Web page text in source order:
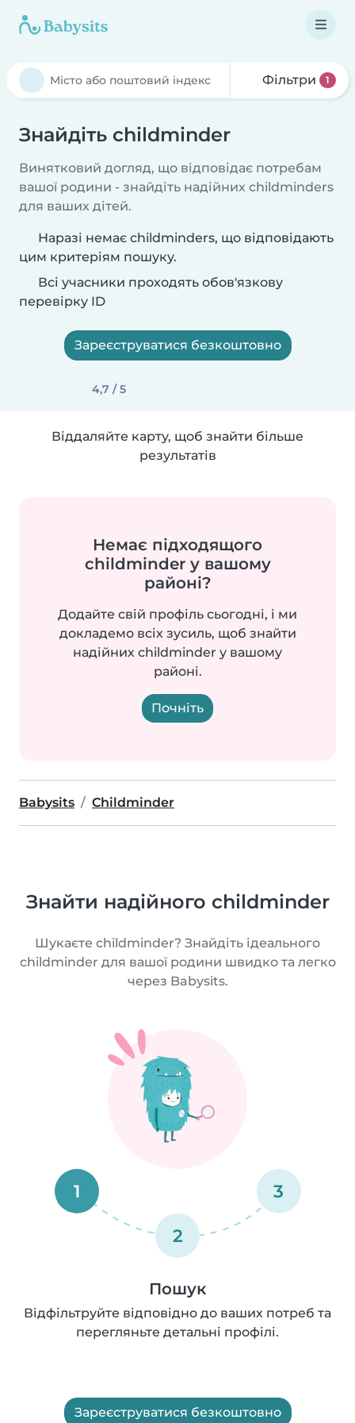
Фільтри 1
Знайдіть childminder
Винятковий догляд, що відповідає потребам
вашої родини - знайдіть надійних childminders
для ваших дітей.
Наразі немає childminders, що відповідають
цим критеріям пошуку.
Всі учасники проходять обов'язкову
перевірку ID
Зареєструватися безкоштовно
4,7 / 5
Віддаляйте карту, щоб знайти більше
результатів
Немає підходящого
childminder у вашому
районі?
Додайте свій профіль сьогодні, і ми
докладемо всіх зусиль, щоб знайти
надійних childminder у вашому
районі.
Почніть
Babysits Childminder
Знайти надійного childminder
Шукаєте childminder? Знайдіть ідеального
childminder для вашої родини швидко та легко
через Babysits.
1
2
3
Пошук
Відфільтруйте відповідно до ваших потреб та
перегляньте детальні профілі.
Зареєструватися безкоштовно